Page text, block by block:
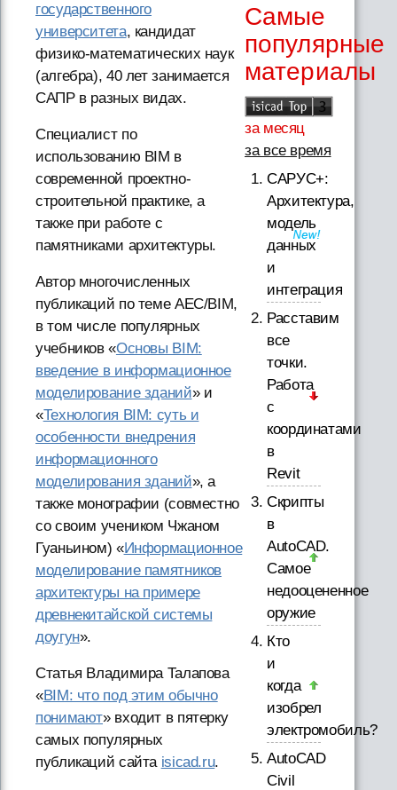
государственного
университета, кандидат
физико-математических наук
(алгебра), 40 лет занимается
САПР в разных видах.
Специалист по
использованию BIM в
современной проектно-
строительной практике, а
также при работе с
памятниками архитектуры.
Автор многочисленных
публикаций по теме AEC/BIM,
в том числе популярных
учебников «Основы BIM:
введение в информационное
моделирование зданий» и
«Технология BIM: суть и
особенности внедрения
информационного
моделирования зданий», а
также монографии (совместно
со своим учеником Чжаном
Гуаньином) «Информационное
моделирование памятников
архитектуры на примере
древнекитайской системы
доугун».
Статья Владимира Талапова
«BIM: что под этим обычно
понимают» входит в пятерку
самых популярных
публикаций сайта isicad.ru.
Самые
популярные
материалы
за месяц
за все время
САРУС+:
Архитектура,
модель
данных
и
интеграция
Расставим
все
точки.
Работа
с
координатами
в
Revit
Скрипты
в
AutoCAD.
Самое
недооцененное
оружие
Кто
и
когда
изобрел
электромобиль?
AutoCAD
Civil